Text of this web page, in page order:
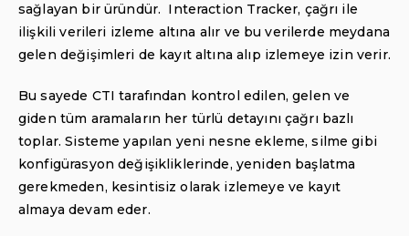
sağlayan bir üründür. Interaction Tracker, çağrı ile
ilişkili verileri izleme altına alır ve bu verilerde meydana
gelen değişimleri de kayıt altına alıp izlemeye izin verir.
Bu sayede CTI tarafından kontrol edilen, gelen ve
giden tüm aramaların her türlü detayını çağrı bazlı
toplar. Sisteme yapılan yeni nesne ekleme, silme gibi
konfigürasyon değişikliklerinde, yeniden başlatma
gerekmeden, kesintisiz olarak izlemeye ve kayıt
almaya devam eder.